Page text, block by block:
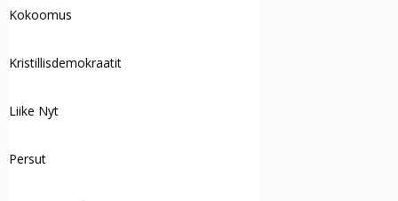
Kokoomus
Kristillisdemokraatit
Liike Nyt
Persut